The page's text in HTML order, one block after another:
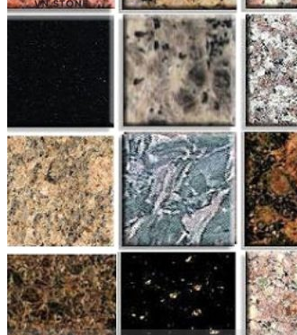
Đá Ốp Bếp Tự Nhiên
Tranh đá
Tranh Đá Marble Đối Xứng
Tranh Đá Thạch Anh Đối Xứng
Tranh Đá Sơn Thủy Xuyên Sáng
Tranh Đá Granite Đối Xứng
Tranh Đá Xuyên Sáng Onyx
Đá Nội Thất
Chậu Lavabo Đá
Mặt Bàn Lavabo Đá
Đá Bàn Bếp Cao Cấp